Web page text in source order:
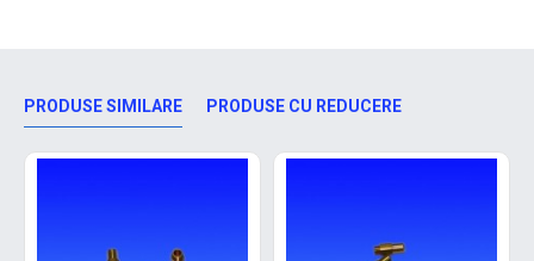
PRODUSE SIMILARE PRODUSE CU REDUCERE